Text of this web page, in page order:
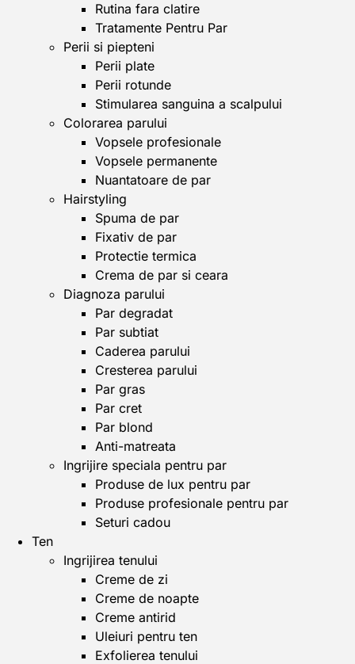
Rutina fara clatire
Tratamente Pentru Par
Perii si piepteni
Perii plate
Perii rotunde
Stimularea sanguina a scalpului
Colorarea parului
Vopsele profesionale
Vopsele permanente
Nuantatoare de par
Hairstyling
Spuma de par
Fixativ de par
Protectie termica
Crema de par si ceara
Diagnoza parului
Par degradat
Par subtiat
Caderea parului
Cresterea parului
Par gras
Par cret
Par blond
Anti-matreata
Ingrijire speciala pentru par
Produse de lux pentru par
Produse profesionale pentru par
Seturi cadou
Ten
Ingrijirea tenului
Creme de zi
Creme de noapte
Creme antirid
Uleiuri pentru ten
Exfolierea tenului